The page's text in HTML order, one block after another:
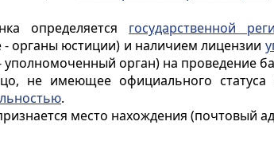
определяется государственной
органы юстиции) и наличием лицензии
уполномоченный орган) на проведение
не имеющее официального статуса
.
место нахождения (почтовый